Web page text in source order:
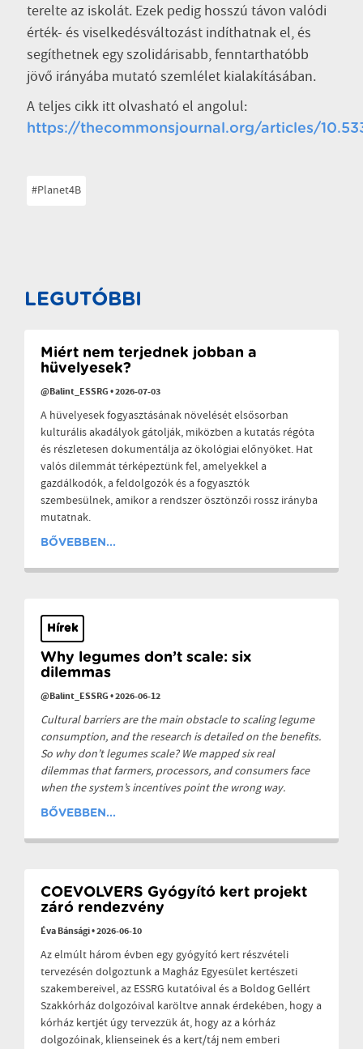
terelte az iskolát. Ezek pedig hosszú távon valódi
érték- és viselkedésváltozást indíthatnak el, és
segíthetnek egy szolidárisabb, fenntarthatóbb
jövő irányába mutató szemlélet kialakításában.
A teljes cikk itt olvasható el angolul:
https://thecommonsjournal.org/articles/
#Planet4B
LEGUTÓBBI
Miért nem terjednek jobban a
hüvelyesek?
@Balint_ESSRG•2026-07-03
A hüvelyesek fogyasztásának növelését elsősorban
kulturális akadályok gátolják, miközben a kutatás régóta
és részletesen dokumentálja az ökológiai előnyöket. Hat
valós dilemmát térképeztünk fel, amelyekkel a
gazdálkodók, a feldolgozók és a fogyasztók
szembesülnek, amikor a rendszer ösztönzői rossz irányba
mutatnak.
BŐVEBBEN...
Hírek
Why legumes don’t scale: six
dilemmas
@Balint_ESSRG•2026-06-12
Cultural barriers are the main obstacle to scaling legume
consumption, and the research is detailed on the benefits.
So why don’t legumes scale? We mapped six real
dilemmas that farmers, processors, and consumers face
when the system’s incentives point the wrong way.
BŐVEBBEN...
COEVOLVERS Gyógyító kert projekt
záró rendezvény
Éva Bánsági•2026-06-10
Az elmúlt három évben egy gyógyító kert részvételi
tervezésén dolgoztunk a Magház Egyesület kertészeti
szakembereivel, az ESSRG kutatóival és a Boldog Gellért
Szakkórház dolgozóival karöltve annak érdekében, hogy a
kórház kertjét úgy tervezzük át, hogy az a kórház
dolgozóinak, klienseinek és a kert/táj nem emberi